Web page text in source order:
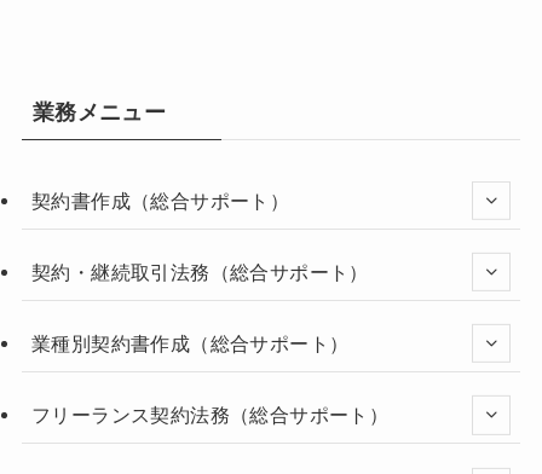
業務メニュー
契約書作成（総合サポート）
契約・継続取引法務（総合サポート）
業種別契約書作成（総合サポート）
フリーランス契約法務（総合サポート）